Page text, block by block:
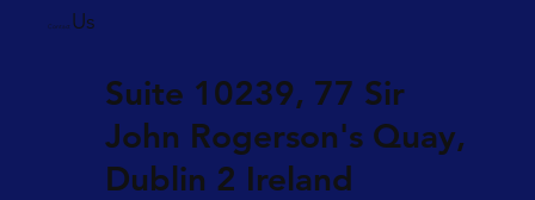
Contact Us
Suite 10239, 77 Sir
John Rogerson's Quay,
Dublin 2 Ireland